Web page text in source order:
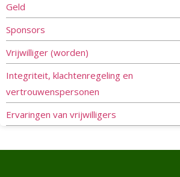
Geld
Sponsors
Vrijwilliger (worden)
Integriteit, klachtenregeling en
vertrouwenspersonen
Ervaringen van vrijwilligers